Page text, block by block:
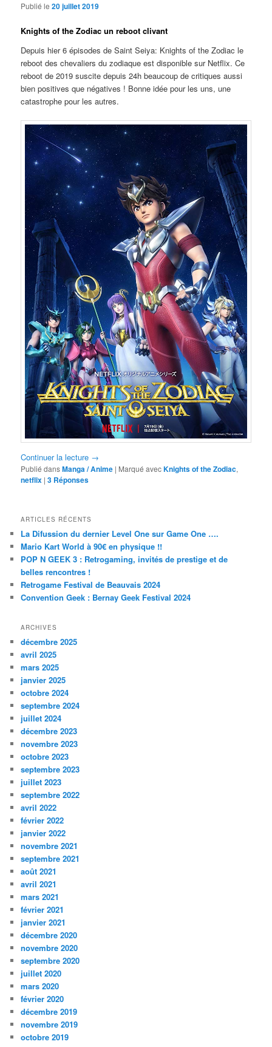
Publié le20 juillet 2019
Knights of the Zodiac un reboot clivant
Depuis hier 6 épisodes de Saint Seiya: Knights of the Zodiac le
reboot des chevaliers du zodiaque est disponible sur Netflix. Ce
reboot de 2019 suscite depuis 24h beaucoup de critiques aussi
bien positives que négatives ! Bonne idée pour les uns, une
catastrophe pour les autres.
Continuer la lecture →
Publié dansManga / Anime | Marqué avecKnights of the Zodiac,
netflix |3 Réponses
ARTICLES RÉCENTS
La Difussion du dernier Level One sur Game One ….
Mario Kart World à 90€ en physique !!
POP N GEEK 3 : Retrogaming, invités de prestige et de
belles rencontres !
Retrogame Festival de Beauvais 2024
Convention Geek : Bernay Geek Festival 2024
ARCHIVES
décembre 2025
avril 2025
mars 2025
janvier 2025
octobre 2024
septembre 2024
juillet 2024
décembre 2023
novembre 2023
octobre 2023
septembre 2023
juillet 2023
septembre 2022
avril 2022
février 2022
janvier 2022
novembre 2021
septembre 2021
août 2021
avril 2021
mars 2021
février 2021
janvier 2021
décembre 2020
novembre 2020
septembre 2020
juillet 2020
mars 2020
février 2020
décembre 2019
novembre 2019
octobre 2019